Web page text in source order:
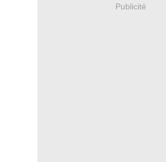
Publicité